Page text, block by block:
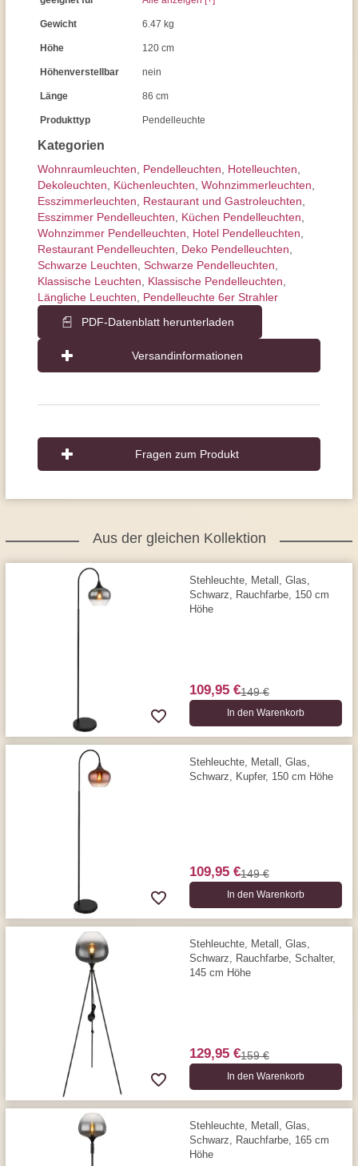
Kategorien
Wohnraum­leuchten Pendel­leuchten Hotelleuchten
Dekoleuchten
Küchenleuchten Wohnzimmer­leuchten
Esszimmer­­leuchten
Restaurant und Gastroleuchten
Esszimmer Pendelleuchten
Küchen Pendelleuchten
Wohnzimmer Pendelleuchten
Hotel Pendelleuchten
Restaurant Pendelleuchten
Deko Pendelleuchten
Schwarze Leuchten Schwarze Pendelleuchten
Klassische Leuchten
Klassische Pendelleuchten
Längliche Leuchten
Pendelleuchte 6er Strahler
PDF-Datenblatt herunterladen
Versandinformationen
Gewicht 6.47 kg
Höhe 120 cm
Höhenverstellbar nein
Länge 86 cm
Produkttyp Pendelleuchte
Fragen zum Produkt
Aus der gleichen Kollektion
Stehleuchte, Metall, Glas,
Schwarz, Rauchfarbe, 150 cm
Höhe
109,95 €149 €
In den Warenkorb
Stehleuchte, Metall, Glas,
Schwarz, Kupfer, 150 cm Höhe
109,95 €149 €
In den Warenkorb
Stehleuchte, Metall, Glas,
Schwarz, Rauchfarbe, Schalter,
145 cm Höhe
129,95 €159 €
In den Warenkorb
Stehleuchte, Metall, Glas,
Schwarz, Rauchfarbe, 165 cm
Höhe